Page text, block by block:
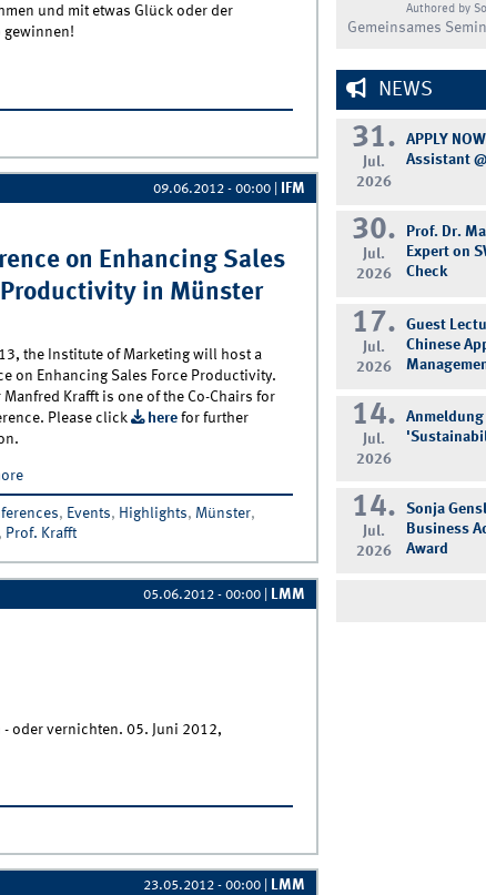
und mit etwas Glück oder der
gewinnen!
09.06.2012 - 00:00 IFM
on Enhancing Sales
Productivity in Münster
the Institute of Marketing will host a
on Enhancing Sales Force Productivity.
Manfred Krafft is one of the Co-Chairs for
Please click
here for further
Force Productivity in Münster
, Events, Highlights, Münster,
, Prof. Krafft
05.06.2012 - 00:00 LMM
oder vernichten. 05. Juni 2012,
23.05.2012 - 00:00 LMM
Authored by
Gemeinsames
NEWS
31.
Jul.
2026
APPLY
Assistant
30.
Jul.
2026
Prof. Dr.
Expert on
Check
17.
Jul.
2026
Guest
Chinese
14.
Jul.
2026
Anmeldung
14.
Jul.
2026
Sonja
Business
Award